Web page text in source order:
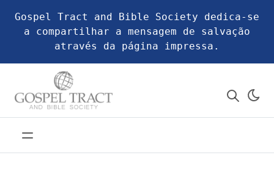
Gospel Tract and Bible Society dedica-se
a compartilhar a mensagem de salvação
através da página impressa.